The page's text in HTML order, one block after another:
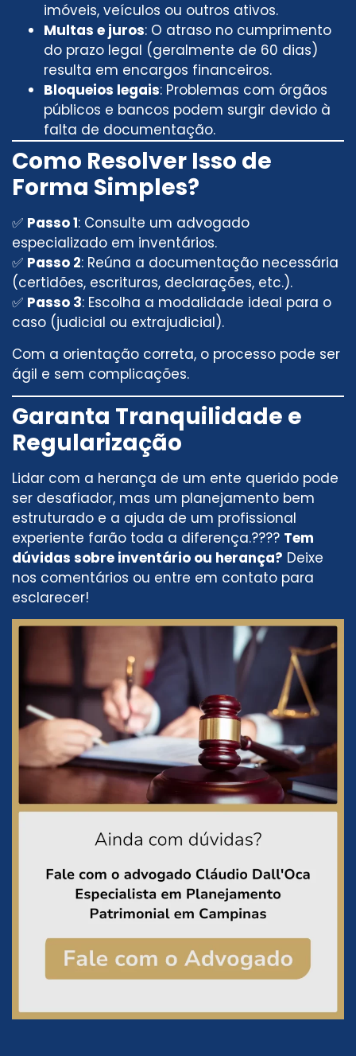
imóveis, veículos ou outros ativos.
Multas e juros: O atraso no cumprimento
do prazo legal (geralmente de 60 dias)
resulta em encargos financeiros.
Bloqueios legais: Problemas com órgãos
públicos e bancos podem surgir devido à
falta de documentação.
Como Resolver Isso de
Forma Simples?
✅ Passo 1: Consulte um advogado
especializado em inventários.
✅ Passo 2: Reúna a documentação necessária
(certidões, escrituras, declarações, etc.).
✅ Passo 3: Escolha a modalidade ideal para o
caso (judicial ou extrajudicial).
Com a orientação correta, o processo pode ser
ágil e sem complicações.
Garanta Tranquilidade e
Regularização
Lidar com a herança de um ente querido pode
ser desafiador, mas um planejamento bem
estruturado e a ajuda de um profissional
experiente farão toda a diferença.???? Tem
dúvidas sobre inventário ou herança? Deixe
nos comentários ou entre em contato para
esclarecer!